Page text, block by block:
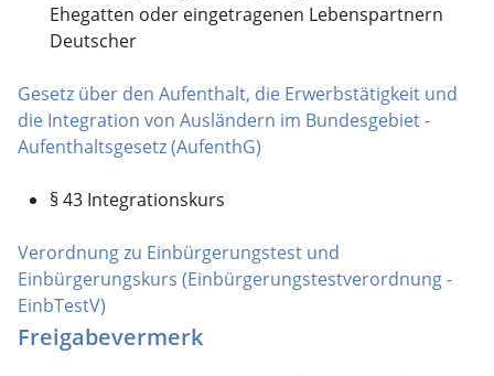
Ehegatten oder eingetragenen Lebenspartnern
Deutscher
Gesetz über den Aufenthalt, die Erwerbstätigkeit und
die Integration von Ausländern im Bundesgebiet -
Aufenthaltsgesetz (AufenthG)
§ 43 Integrationskurs
Verordnung zu Einbürgerungstest und
Einbürgerungskurs (Einbürgerungstestverordnung -
EinbTestV)
Freigabevermerk